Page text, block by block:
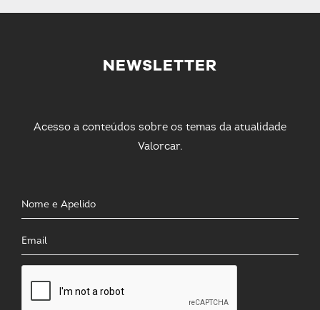
NEWSLETTER
Acesso a conteúdos sobre os temas da atualidade
Valorcar.